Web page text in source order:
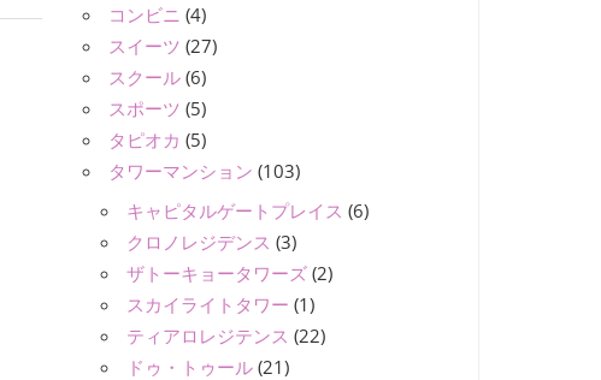
コンビニ (4)
スイーツ (27)
スクール (6)
スポーツ (5)
タピオカ (5)
タワーマンション (103)
キャピタルゲートプレイス (6)
クロノレジデンス (3)
ザトーキョータワーズ (2)
スカイライトタワー (1)
ティアロレジテンス (22)
ドゥ・トゥール (21)